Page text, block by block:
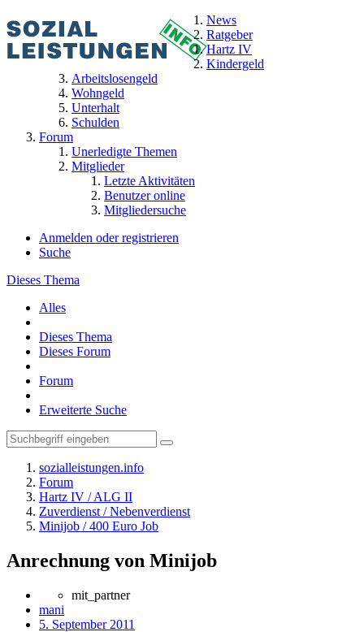
News
Ratgeber
Hartz IV
Kindergeld
Arbeitslosengeld
Wohngeld
Unterhalt
Schulden
Forum
Unerledigte Themen
Mitglieder
Letzte Aktivitäten
Benutzer online
Mitgliedersuche
Anmelden oder registrieren
Suche
Dieses Thema
Alles
Dieses Thema
Dieses Forum
Forum
Erweiterte Suche
sozialleistungen.info
Forum
Hartz IV / ALG II
Zuverdienst / Nebenverdienst
Minijob / 400 Euro Job
Anrechnung von Minijob
mit_partner
mani
5. September 2011